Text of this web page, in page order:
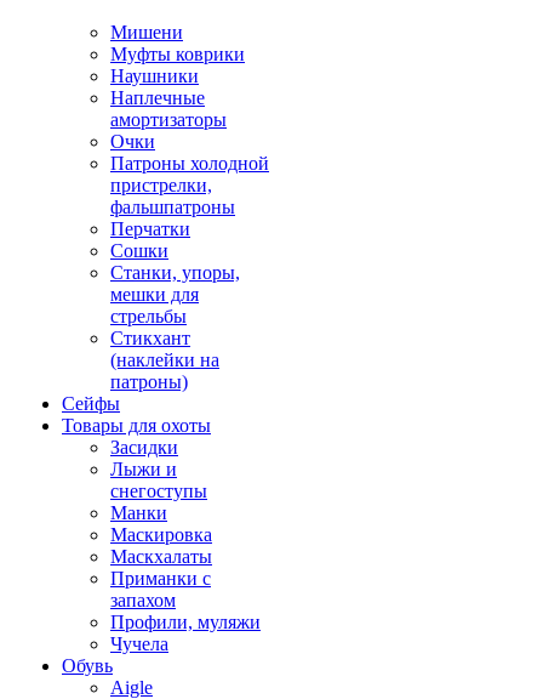
Мишени
Муфты коврики
Наушники
Наплечные
амортизаторы
Очки
Патроны холодной
пристрелки,
фальшпатроны
Перчатки
Сошки
Станки, упоры,
мешки для
стрельбы
Стикхант
(наклейки на
патроны)
Сейфы
Товары для охоты
Засидки
Лыжи и
снегоступы
Манки
Маскировка
Маскхалаты
Приманки с
запахом
Профили, муляжи
Чучела
Обувь
Aigle